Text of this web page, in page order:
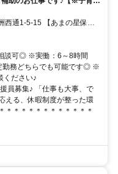
みやすさも妥協しない♪自由
き方を実現できます◎/未経
色OK◎急なお休みにも柔
有休取得率100％◎/残業な
る環境が整っています◎
談可◎ ※実働：6～8時間
勤務どちらでも可能です◎ ※
ください♪
員募集♪ 「仕事も大事、で
える、休暇制度が整った環
＊＊＊＊＊＊＊＊＊＊＊